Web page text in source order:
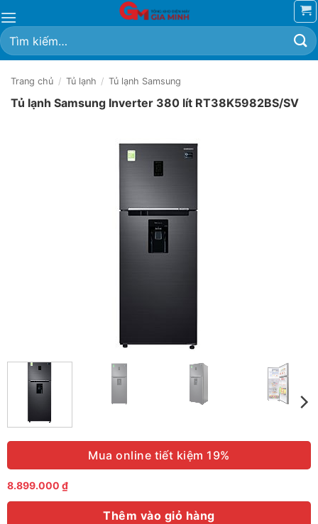
qua
nội
dung
Tìm
kiếm:
Trang chủ / Tủ lạnh / Tủ lạnh Samsung
Tủ lạnh Samsung Inverter 380 lít RT38K5982BS/SV
Mua online tiết kiệm 19%
8.899.000 ₫
Thêm vào giỏ hàng